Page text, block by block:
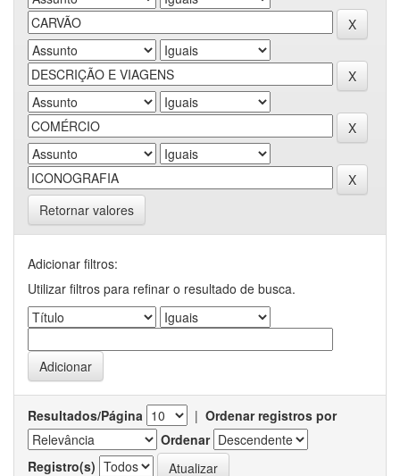
Retornar valores
Adicionar filtros:
Utilizar filtros para refinar o resultado de busca.
Resultados/Página | Ordenar registros por
Ordenar
Registro(s)